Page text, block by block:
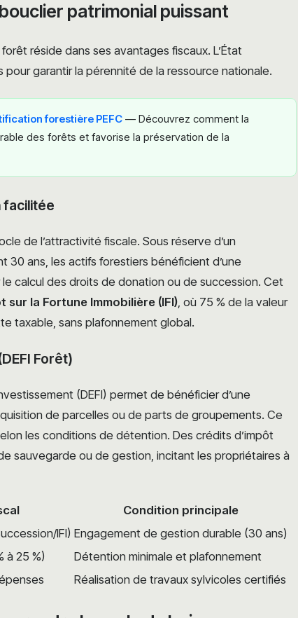
patrimonial puissant
réside dans ses avantages fiscaux. L’État
garantir la pérennité de la ressource nationale.
forestière PEFC — Découvrez comment la
des forêts et favorise la préservation de la
facilitée
de l’attractivité fiscale. Sous réserve d’un
ans, les actifs forestiers bénéficient d’une
calcul des droits de donation ou de succession. Cet
sur la Fortune Immobilière (IFI), où 75 % de la valeur
taxable, sans plafonnement global.
Forêt)
(DEFI) permet de bénéficier d’une
de parcelles ou de parts de groupements. Ce
les conditions de détention. Des crédits d’impôt
sauvegarde ou de gestion, incitant les propriétaires à
Condition principale
IFI) Engagement de gestion durable (30 ans)
à 25 %)
Détention minimale et plafonnement
Réalisation de travaux sylvicoles certifiés